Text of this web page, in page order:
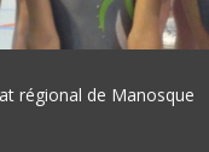
régional de Manosque